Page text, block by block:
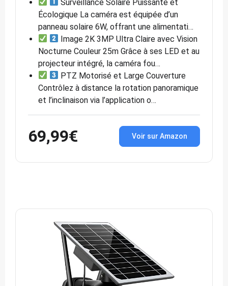
Surveillance Solaire Puissante et
Écologique La caméra est équipée d’un
panneau solaire 6W, offrant une alimentati…
Image 2K 3MP Ultra Claire avec Vision
Nocturne Couleur 25m Grâce à ses LED et au
projecteur intégré, la caméra fou…
PTZ Motorisé et Large Couverture
Contrôlez à distance la rotation panoramique
et l’inclinaison via l’application o…
69,99€ Voir sur Amazon